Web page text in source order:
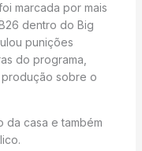
marcada por mais
dentro do Big
punições
do programa,
sobre o
da casa e também